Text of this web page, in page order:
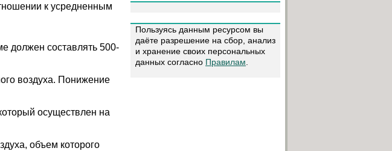
к усредненным
должен составлять 500-
воздуха. Понижение
осуществлен на
объем которого
Пользуясь данным ресурсом вы
даёте разрешение на сбор, анализ
и хранение своих персональных
данных согласно Правилам